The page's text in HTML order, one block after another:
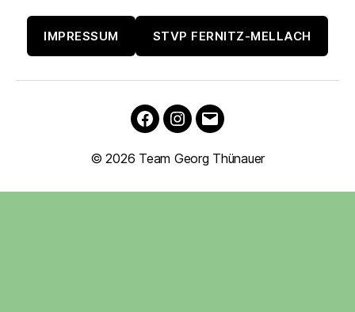
IMPRESSUM STVP FERNITZ-MELLACH
© 2026 Team Georg Thünauer
Facebook
Instagram
E-